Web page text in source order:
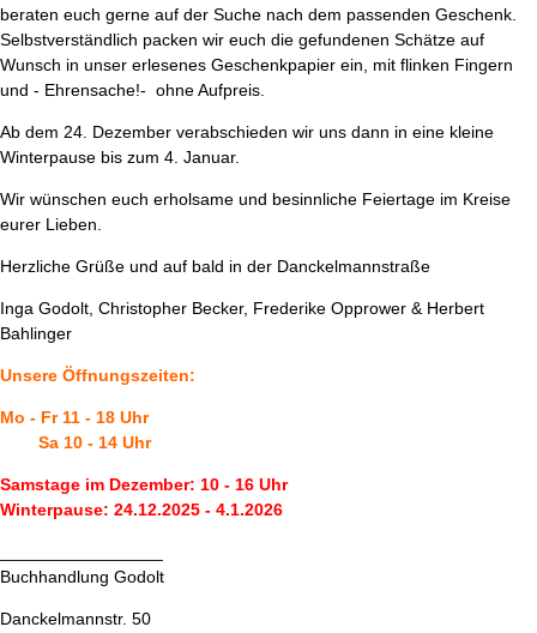
beraten euch gerne auf der Suche nach dem passenden Geschenk.
Selbstverständlich packen wir euch die gefundenen Schätze auf
Wunsch in unser erlesenes Geschenkpapier ein, mit flinken Fingern
und - Ehrensache!- ohne Aufpreis.
Ab dem 24. Dezember verabschieden wir uns dann in eine kleine
Winterpause bis zum 4. Januar.
Wir wünschen euch erholsame und besinnliche Feiertage im Kreise
eurer Lieben.
Herzliche Grüße und auf bald in der Danckelmannstraße
Inga Godolt, Christopher Becker, Frederike Opprower & Herbert
Bahlinger
Unsere Öffnungszeiten:
Mo - Fr 11 - 18 Uhr
Sa 10 - 14 Uhr
Samstage im Dezember: 10 - 16 Uhr
Winterpause: 24.12.2025 - 4.1.2026
Buchhandlung Godolt
Danckelmannstr. 50